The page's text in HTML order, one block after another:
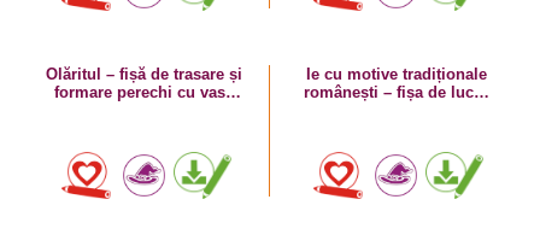
Olăritul – fișă de trasare și
formare perechi cu vase
Ie cu motive tradiționale
românești – fișa de lucru